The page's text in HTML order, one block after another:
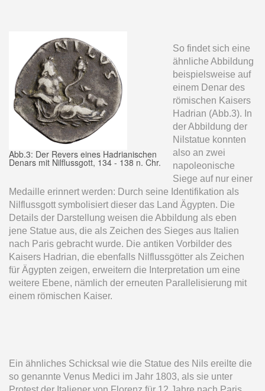
Abb.3: Der Revers eines Hadrianischen
Denars mit Nilflussgott, 134 - 138 n. Chr.
So findet sich eine
ähnliche Abbildung
beispielsweise auf
einem Denar des
römischen Kaisers
Hadrian (Abb.3). In
der Abbildung der
Nilstatue konnten
also an zwei
napoleonische
Siege auf nur einer
Medaille erinnert werden: Durch seine Identifikation als
Nilflussgott symbolisiert dieser das Land Ägypten. Die
Details der Darstellung weisen die Abbildung als eben
jene Statue aus, die als Zeichen des Sieges aus Italien
nach Paris gebracht wurde. Die antiken Vorbilder des
Kaisers Hadrian, die ebenfalls Nilflussgötter als Zeichen
für Ägypten zeigen, erweitern die Interpretation um eine
weitere Ebene, nämlich der erneuten Parallelisierung mit
einem römischen Kaiser.
Ein ähnliches Schicksal wie die Statue des Nils ereilte die
so genannte Venus Medici im Jahr 1803, als sie unter